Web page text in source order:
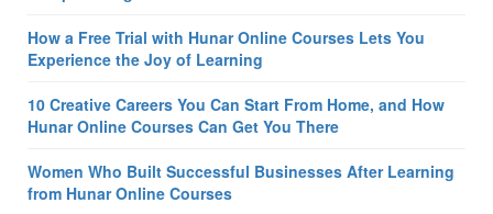
How a Free Trial with Hunar Online Courses Lets You
Experience the Joy of Learning
10 Creative Careers You Can Start From Home, and How
Hunar Online Courses Can Get You There
Women Who Built Successful Businesses After Learning
from Hunar Online Courses